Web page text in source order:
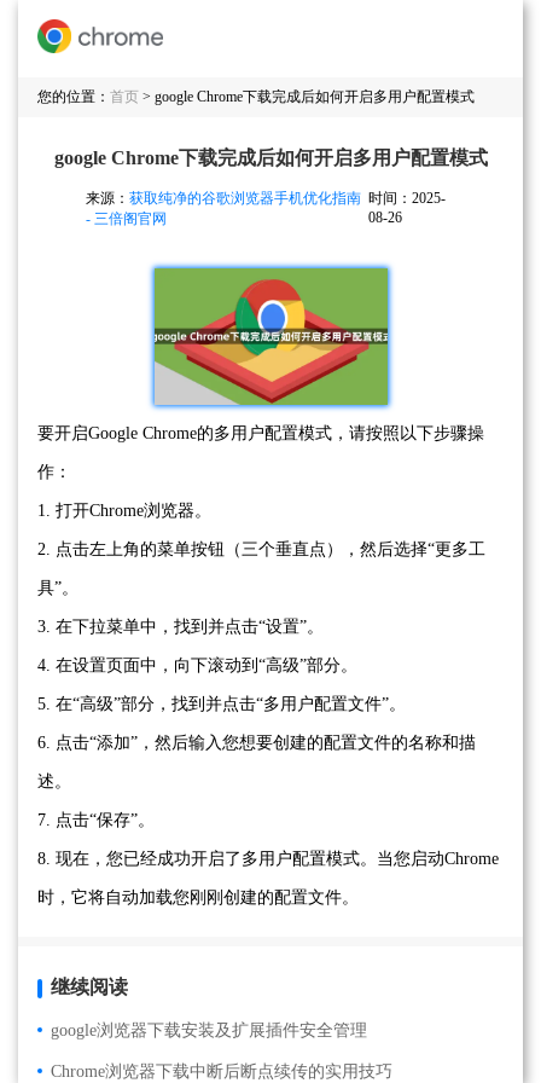
您的位置： 首页 > google Chrome下载完成后如何开启多用户配置模式
google Chrome下载完成后如何开启多用户配置模式
来源： 获取纯净的谷歌浏览器手机优化指南
- 三倍阁官网
时间：2025-
08-26
要开启Google Chrome的多用户配置模式，请按照以下步骤操
作：
1. 打开Chrome浏览器。
2. 点击左上角的菜单按钮（三个垂直点），然后选择“更多工
具”。
3. 在下拉菜单中，找到并点击“设置”。
4. 在设置页面中，向下滚动到“高级”部分。
5. 在“高级”部分，找到并点击“多用户配置文件”。
6. 点击“添加”，然后输入您想要创建的配置文件的名称和描
述。
7. 点击“保存”。
8. 现在，您已经成功开启了多用户配置模式。当您启动Chrome
时，它将自动加载您刚刚创建的配置文件。
继续阅读
google浏览器下载安装及扩展插件安全管理
Chrome浏览器下载中断后断点续传的实用技巧